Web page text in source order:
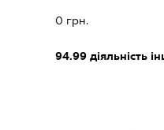
0 грн.
94.99 діяльність